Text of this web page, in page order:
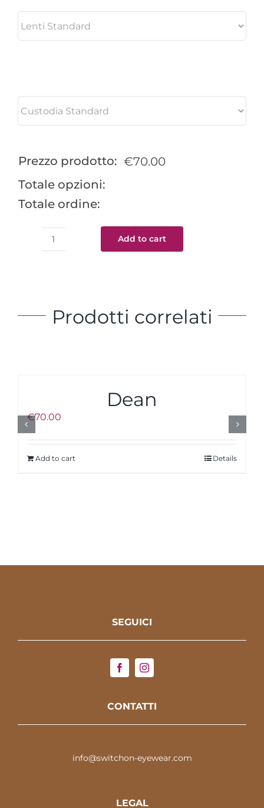
Prezzo prodotto: €70.00
Totale opzioni:
Totale ordine:
Add to cart
Prodotti correlati
Dean
€70.00
Add to cart Details
SEGUICI
CONTATTI
info@switchon-eyewear.com
LEGAL